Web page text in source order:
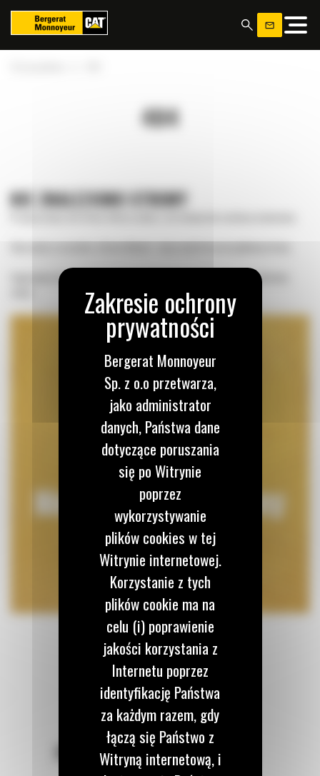
404
NIE ZNALEZIONO STRONY
Sugerujemy skorzystanie z menu nawigacyjnego w celu znalezienia właściwej
POZOSTAŃMY W KONTAKCIE
Panel zarządzania plikami cookies
Bergerat Monnoyeur
Sp. z o.o przetwarza,
jako administrator
danych, Państwa dane
dotyczące poruszania
się po Witrynie
poprzez
wykorzystywanie
plików cookies w tej
Witrynie internetowej.
Korzystanie z tych
plików cookie ma na
celu (i) poprawienie
jakości korzystania z
Internetu poprzez
identyfikację Państwa
za każdym razem, gdy
łączą się Państwo z
Witryną internetową, i